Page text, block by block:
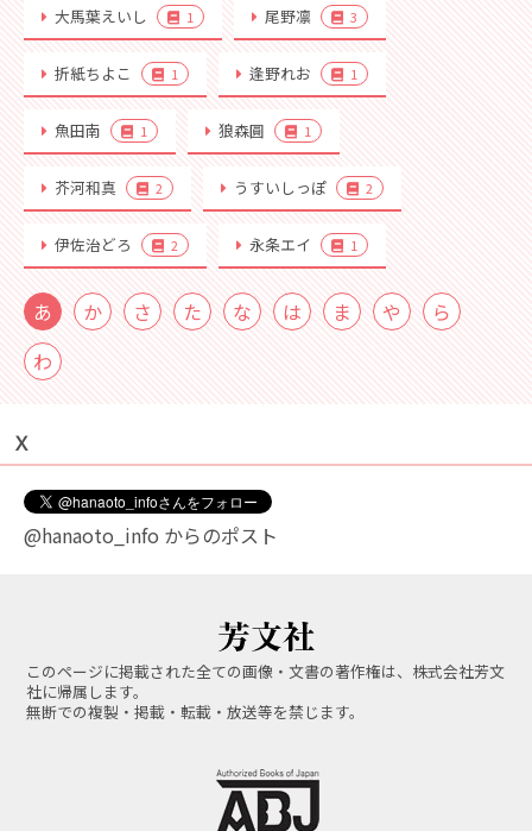
大馬葉えいし 1 尾野凛 3
折紙ちよこ 1 逢野れお 1
魚田南 1 狼森圓 1
芥河和真 2 うすいしっぽ 2
伊佐治どろ 2 永条エイ 1
あ か さ た な は ま や
ら
わ
Ｘ
@hanaoto_info からのポスト
このページに掲載された全ての画像・文書の著作権は、株式会社芳文
社に帰属します。
無断での複製・掲載・転載・放送等を禁じます。